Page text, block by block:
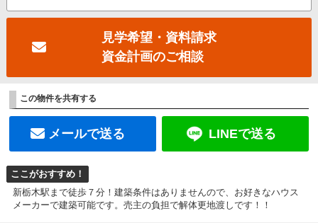
見学希望・資料請求
資金計画のご相談
この物件を共有する
メールで送る LINEで送る
ここがおすすめ！
新栃木駅まで徒歩７分！建築条件はありませんので、お好きなハウス
メーカーで建築可能です。売主の負担で解体更地渡しです！！